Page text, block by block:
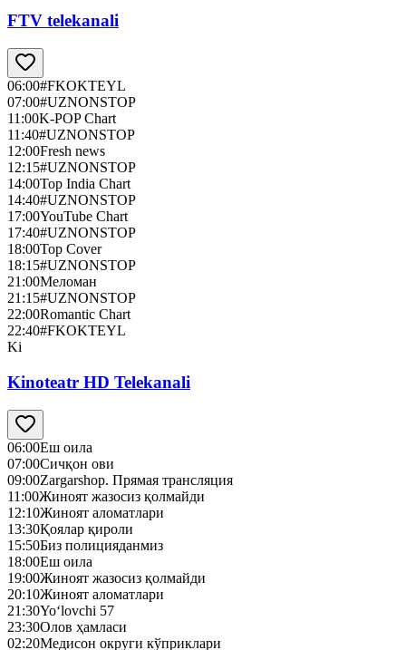
FTV telekanali
06:00#FKOKTEYL
07:00#UZNONSTOP
11:00K-POP Chart
11:40#UZNONSTOP
12:00Fresh news
12:15#UZNONSTOP
14:00Top India Chart
14:40#UZNONSTOP
17:00YouTube Chart
17:40#UZNONSTOP
18:00Top Cover
18:15#UZNONSTOP
21:00Меломан
21:15#UZNONSTOP
22:00Romantic Chart
22:40#FKOKTEYL
Ki
Kinoteatr HD Telekanali
06:00Еш оила
07:00Сичқон ови
09:00Zargarshop. Прямая трансляция
11:00Жиноят жазосиз қолмайди
12:10Жиноят аломатлари
13:30Қоялар қироли
15:50Биз полицияданмиз
18:00Еш оила
19:00Жиноят жазосиз қолмайди
20:10Жиноят аломатлари
21:30Yo‘lovchi 57
23:30Олов ҳамласи
02:20Медисон округи кўприклари